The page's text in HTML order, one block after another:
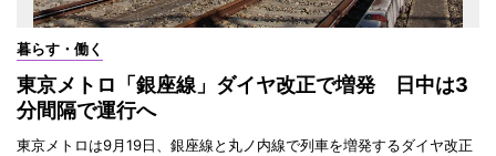
暮らす・働く
東京メトロ「銀座線」ダイヤ改正で増発 日中は3
分間隔で運行へ
東京メトロは9月19日、銀座線と丸ノ内線で列車を増発するダイヤ改正